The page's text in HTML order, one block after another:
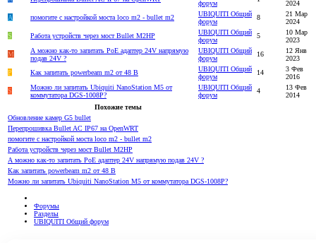
форум
2024
A
помогите с настройкой моста loco m2 - bullet m2
UBIQUITI Общий
форум
8
21 Мар
2024
S
Работа устройств через мост Bullet M2HP
UBIQUITI Общий
форум
5
10 Мар
2023
M
А можно как-то запитать PoE адаптер 24V напрямую
подав 24V ?
UBIQUITI Общий
форум
16
12 Янв
2023
P
Как запитать powerbeam m2 от 48 В
UBIQUITI Общий
форум
14
3 Фев
2016
S
Можно ли запитать Ubiquiti NanoStation M5 от
коммутатора DGS-1008P?
UBIQUITI Общий
форум
4
13 Фев
2014
Похожие темы
Oбновление камер G5 bullet
Перепрошивка Bullet AC IP67 на OpenWRT
помогите с настройкой моста loco m2 - bullet m2
Работа устройств через мост Bullet M2HP
А можно как-то запитать PoE адаптер 24V напрямую подав 24V ?
Как запитать powerbeam m2 от 48 В
Можно ли запитать Ubiquiti NanoStation M5 от коммутатора DGS-1008P?
Форумы
Разделы
UBIQUITI Общий форум